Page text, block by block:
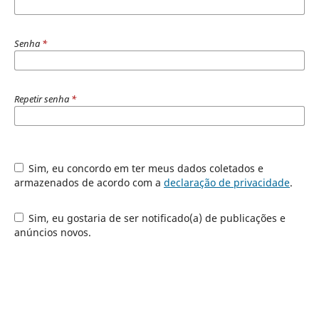
Senha *
Repetir senha *
Sim, eu concordo em ter meus dados coletados e
armazenados de acordo com a declaração de privacidade.
Sim, eu gostaria de ser notificado(a) de publicações e
anúncios novos.